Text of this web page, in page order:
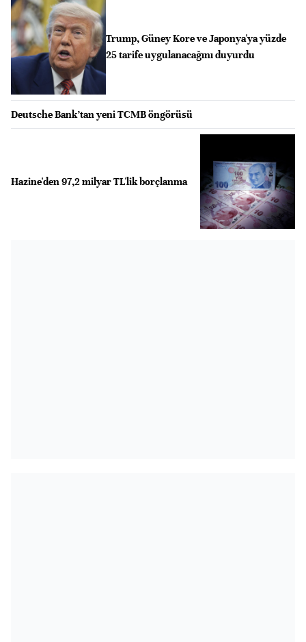
Trump, Güney Kore ve Japonya'ya yüzde
25 tarife uygulanacağını duyurdu
Deutsche Bank’tan yeni TCMB öngörüsü
Hazine'den 97,2 milyar TL'lik borçlanma